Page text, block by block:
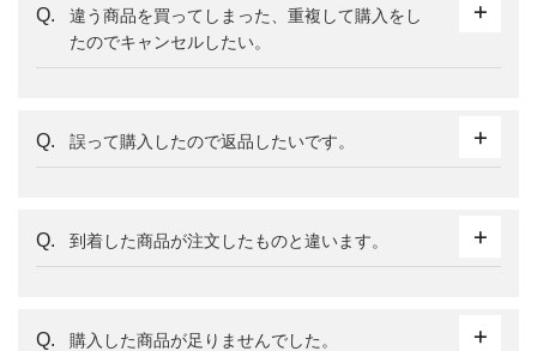
違う商品を買ってしまった、重複して購入をし
たのでキャンセルしたい。
誤って購入したので返品したいです。
到着した商品が注文したものと違います。
購入した商品が足りませんでした。